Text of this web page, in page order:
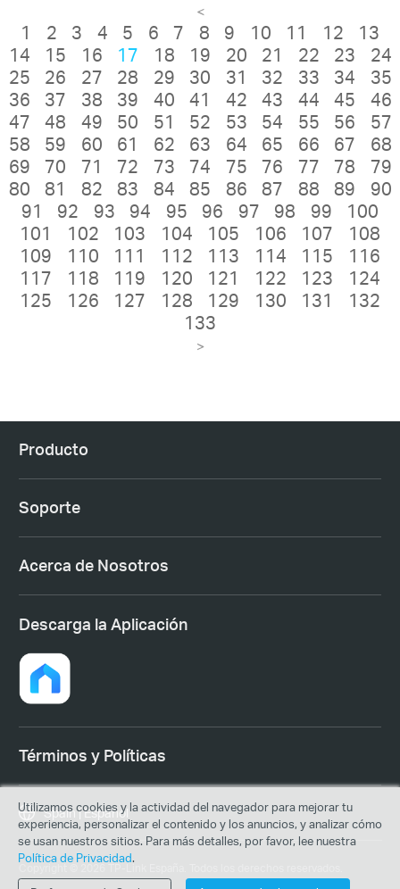
<
1 2 3 4 5 6 7 8 9 10 11 12
13
14
15 16 17 18 19 20 21 22 23
24
25
26 27 28 29 30 31 32 33 34
35
36
37 38 39 40 41 42 43 44 45
46
47
48 49 50 51 52 53 54 55 56
57
58
59 60 61 62 63 64 65 66 67
68
69
70 71 72 73 74 75 76 77 78
79
80
81 82 83 84 85 86 87 88 89
90
91
92 93 94 95 96 97 98 99
100
101
102 103 104 105 106 107
108
109
110 111 112 113 114 115
116
117
118 119 120 121 122 123
124
125
126 127 128 129 130 131
132
133
>
Producto
Soporte
Acerca de Nosotros
Descarga la Aplicación
Términos y Políticas
Copyright © 2026 TP-Link España. Todos los derechos reservados.
Spain | Español
Utilizamos cookies y la actividad del navegador para mejorar tu
experiencia, personalizar el contenido y los anuncios, y analizar cómo
se usan nuestros sitios. Para más detalles, por favor, lee nuestra
Política de Privacidad.